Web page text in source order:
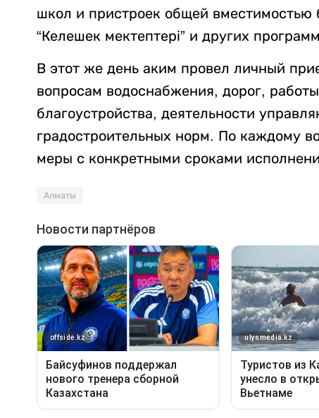
школ и пристроек общей вместимостью
“Келешек мектептері” и других
В этот же день аким провел личный
вопросам водоснабжения, дорог,
благоустройства, деятельности
градостроительных норм. По каждому
меры с конкретными сроками
Алматы